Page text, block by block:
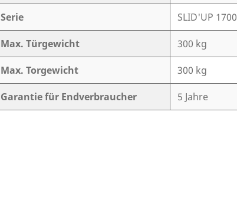
Serie SLID'UP 1700
Max. Türgewicht 300 kg
Max. Torgewicht 300 kg
Garantie für Endverbraucher 5 Jahre